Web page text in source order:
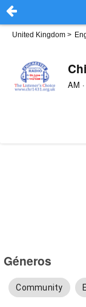
United Kingdom >
AM
Géneros
Community